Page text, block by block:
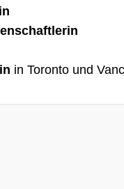
in Toronto und